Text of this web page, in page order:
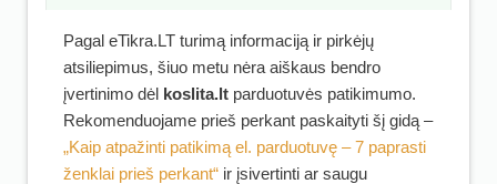
Pagal eTikra.LT turimą informaciją ir pirkėjų
atsiliepimus, šiuo metu nėra aiškaus bendro
įvertinimo dėl koslita.lt parduotuvės patikimumo.
Rekomenduojame prieš perkant paskaityti šį gidą –
„Kaip atpažinti patikimą el. parduotuvę – 7 paprasti
ženklai prieš perkant“ ir įsivertinti ar saugu